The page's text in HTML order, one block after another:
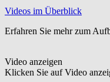
Videos im Überblick
Erfahren Sie mehr zum
Video anzeigen
Klicken Sie auf Video